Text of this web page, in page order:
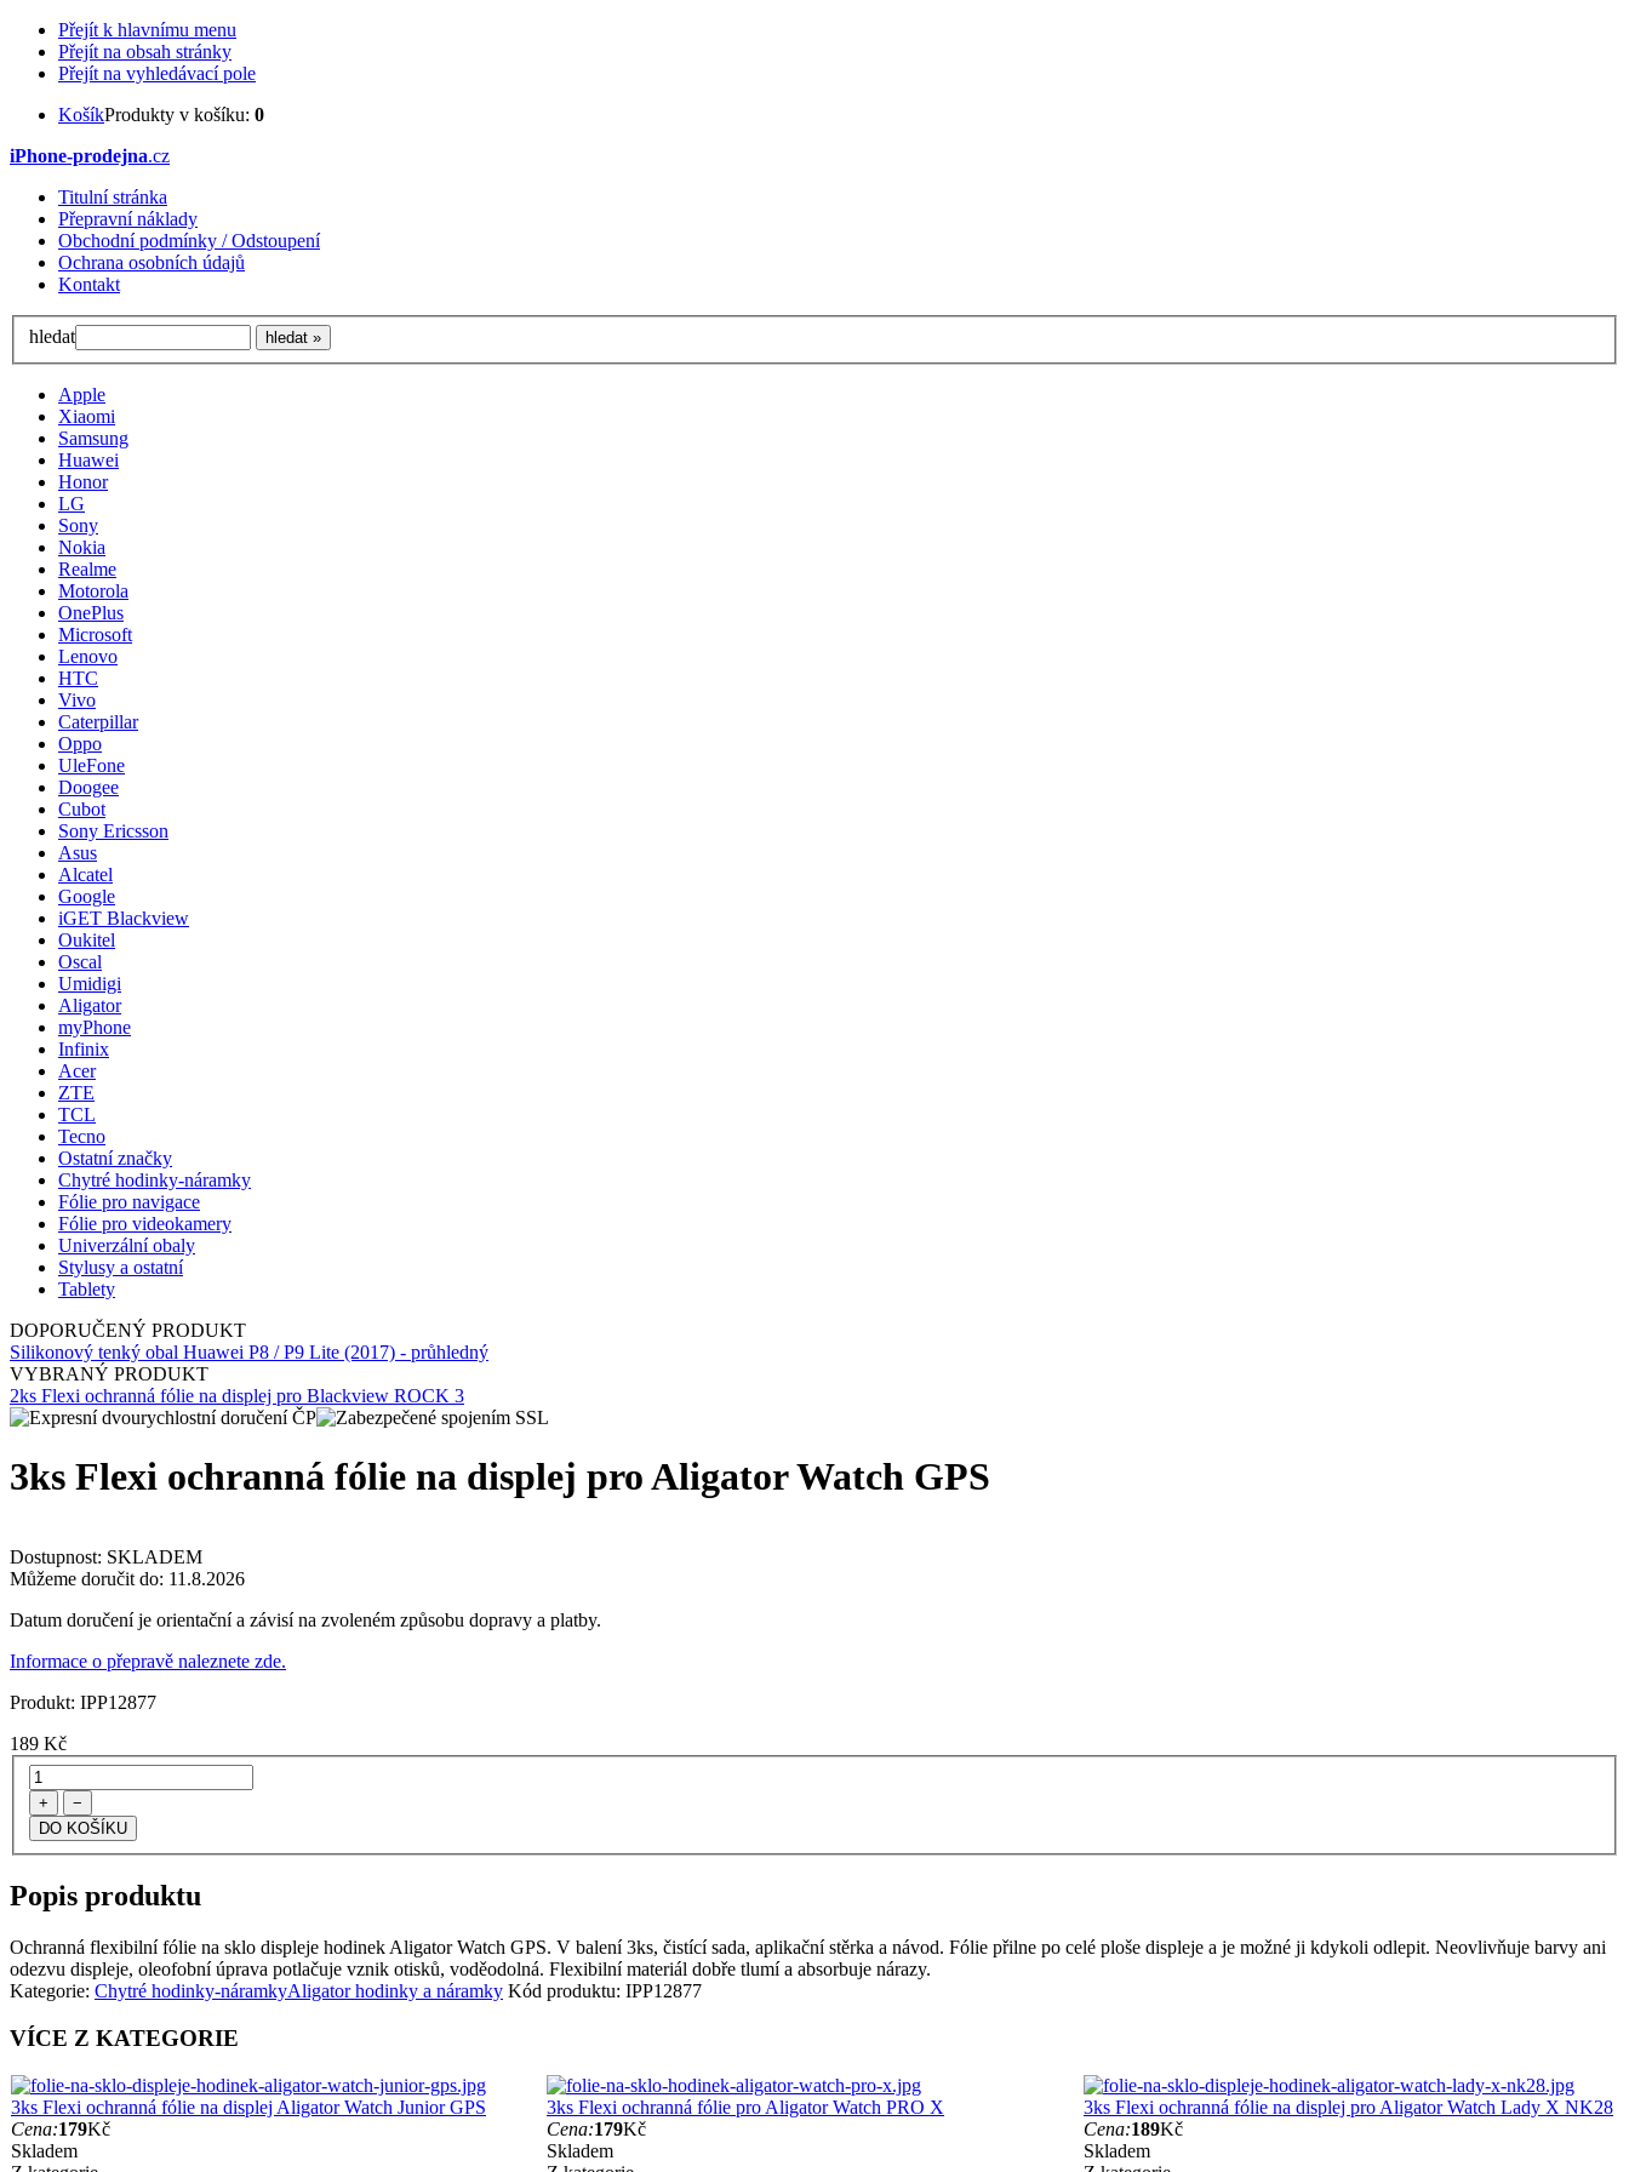
Přejít k hlavnímu menu
Přejít na obsah stránky
Přejít na vyhledávací pole
KošíkProdukty v košíku: 0
iPhone-prodejna.cz
Titulní stránka
Přepravní náklady
Obchodní podmínky / Odstoupení
Ochrana osobních údajů
Kontakt
hledat
Apple
Xiaomi
Samsung
Huawei
Honor
LG
Sony
Nokia
Realme
Motorola
OnePlus
Microsoft
Lenovo
HTC
Vivo
Caterpillar
Oppo
UleFone
Doogee
Cubot
Sony Ericsson
Asus
Alcatel
Google
iGET Blackview
Oukitel
Oscal
Umidigi
Aligator
myPhone
Infinix
Acer
ZTE
TCL
Tecno
Ostatní značky
Chytré hodinky-náramky
Fólie pro navigace
Fólie pro videokamery
Univerzální obaly
Stylusy a ostatní
Tablety
DOPORUČENÝ PRODUKT
Silikonový tenký obal Huawei P8 / P9 Lite (2017) - průhledný
VYBRANÝ PRODUKT
2ks Flexi ochranná fólie na displej pro Blackview ROCK 3
3ks Flexi ochranná fólie na displej pro Aligator Watch GPS
Dostupnost: SKLADEM
Můžeme doručit do: 11.8.2026
Datum doručení je orientační a závisí na zvoleném způsobu dopravy a platby.
Informace o přepravě naleznete zde.
Produkt: IPP12877
189 Kč
+ −
Popis produktu
Ochranná flexibilní fólie na sklo displeje hodinek Aligator Watch GPS. V balení 3ks, čistící sada, aplikační stěrka a návod. Fólie přilne po celé ploše displeje a je možné ji kdykoli odlepit. Neovlivňuje barvy ani
odezvu displeje, oleofobní úprava potlačuje vznik otisků, voděodolná. Flexibilní materiál dobře tlumí a absorbuje nárazy.
Kategorie: Chytré hodinky-náramkyAligator hodinky a náramky Kód produktu: IPP12877
VÍCE Z KATEGORIE
3ks Flexi ochranná fólie na displej Aligator Watch Junior GPS
Cena:179Kč
Skladem
3ks Flexi ochranná fólie pro Aligator Watch PRO X
Cena:179Kč
Skladem
3ks Flexi ochranná fólie na displej pro Aligator Watch Lady X NK28
Cena:189Kč
Skladem